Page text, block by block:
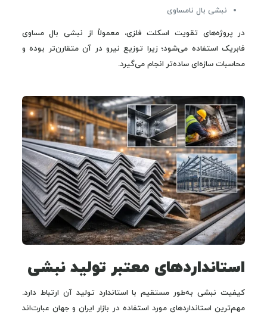
نبشی بال نامساوی
در پروژه‌های تقویت اسکلت فلزی، معمولاً از نبشی بال مساوی
فابریک استفاده می‌شود؛ زیرا توزیع نیرو در آن متقارن‌تر بوده و
محاسبات سازه‌ای ساده‌تر انجام می‌گیرد.
استانداردهای معتبر تولید نبشی
کیفیت نبشی به‌طور مستقیم با استاندارد تولید آن ارتباط دارد.
مهم‌ترین استانداردهای مورد استفاده در بازار ایران و جهان عبارت‌اند